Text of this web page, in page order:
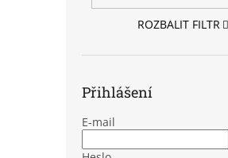
ROZBALIT FILTR
Přihlášení
E-mail